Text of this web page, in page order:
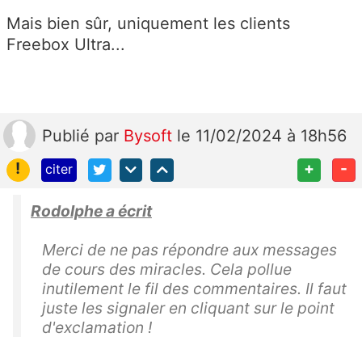
Mais bien sûr, uniquement les clients
Freebox Ultra...
Publié par Bysoft le 11/02/2024 à 18h56
!
citer + -
Rodolphe a écrit
Merci de ne pas répondre aux messages
de cours des miracles. Cela pollue
inutilement le fil des commentaires. Il faut
juste les signaler en cliquant sur le point
d'exclamation !